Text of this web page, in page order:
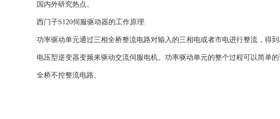
国内外研究热点。
西门子S120伺服驱动器的工作原理:
功率驱动单元通过三相全桥整流电路对输入的三相电或者市电进行整流，得
电压型逆变器变频来驱动交流伺服电机。功率驱动单元的整个过程可以简单
全桥不控整流电路。